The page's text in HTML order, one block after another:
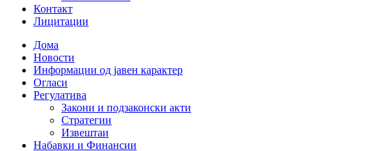
Контакт
Лицитации
Дома
Новости
Информации од јавен карактер
Огласи
Регулатива
Закони и подзаконски акти
Стратегии
Извештаи
Набавки и Финансии